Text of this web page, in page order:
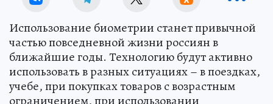
Использование биометрии станет привычной
частью повседневной жизни россиян в
ближайшие годы. Технологию будут активно
использовать в разных ситуациях – в поездках,
учебе, при покупках товаров с возрастным
ограничением, при использовании